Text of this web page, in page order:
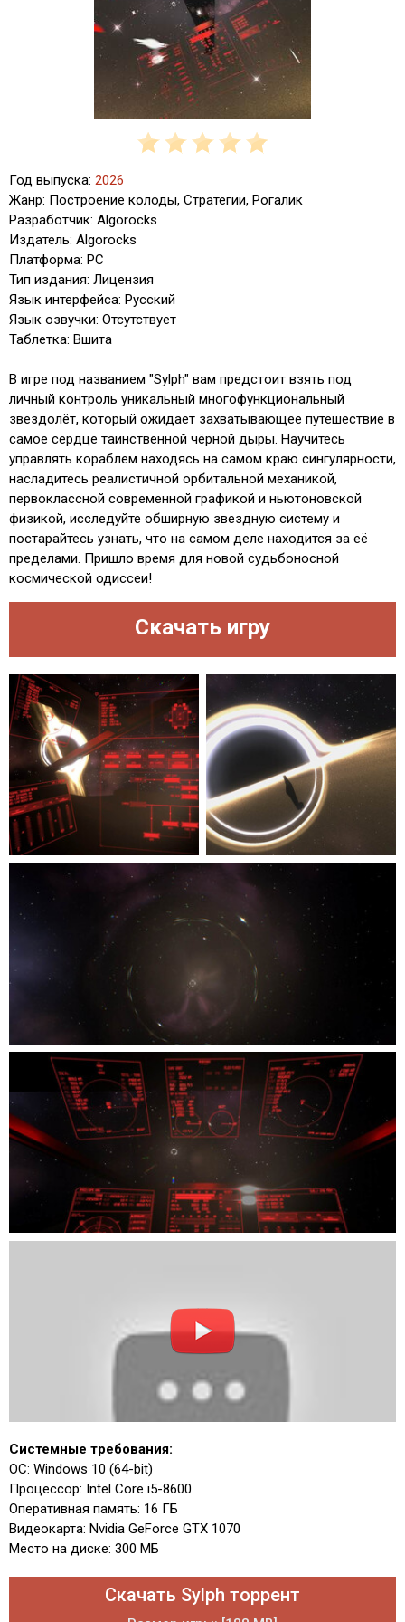
Год выпуска: 2026
Жанр: Построение колоды, Стратегии, Рогалик
Разработчик: Algorocks
Издатель: Algorocks
Платформа: PC
Тип издания: Лицензия
Язык интерфейса: Русский
Язык озвучки: Отсутствует
Таблетка: Вшита
В игре под названием "Sylph" вам предстоит взять под
личный контроль уникальный многофункциональный
звездолёт, который ожидает захватывающее путешествие в
самое сердце таинственной чёрной дыры. Научитесь
управлять кораблем находясь на самом краю сингулярности,
насладитесь реалистичной орбитальной механикой,
первоклассной современной графикой и ньютоновской
физикой, исследуйте обширную звездную систему и
постарайтесь узнать, что на самом деле находится за её
пределами. Пришло время для новой судьбоносной
космической одиссеи!
Скачать игру
Системные требования:
ОС: Windows 10 (64-bit)
Процессор: Intel Core i5-8600
Оперативная память: 16 ГБ
Видеокарта: Nvidia GeForce GTX 1070
Место на диске: 300 МБ
Скачать Sylph торрент